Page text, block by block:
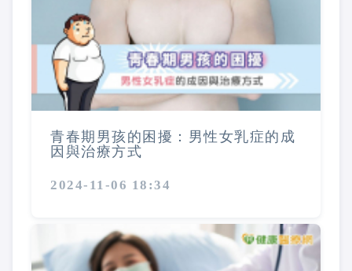
青春期男孩的困擾：男性女乳症的成
因與治療方式
2024-11-06 18:34